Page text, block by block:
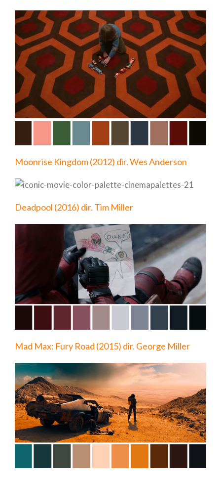
Moonrise Kingdom (2012) dir. Wes Anderson
Deadpool (2016) dir. Tim Miller
Mad Max: Fury Road (2015) dir. George Miller